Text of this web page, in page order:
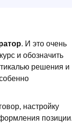
. И это очень
и обозначить
решения и
настройку